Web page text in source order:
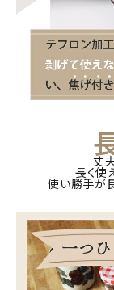
丈
長く使
使い勝手が